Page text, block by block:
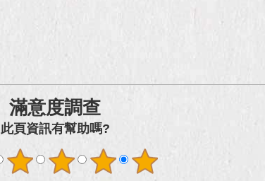
滿意度調查
此頁資訊有幫助嗎?